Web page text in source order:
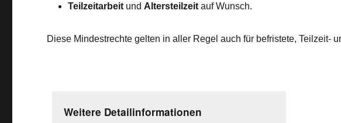
Teilzeitarbeit und Altersteilzeit auf Wunsch.
Diese Mindestrechte gelten in aller Regel auch für befristete, Teilzeit-
Weitere Detailinformationen